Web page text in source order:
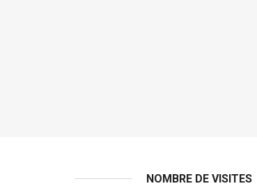
NOMBRE DE VISITES